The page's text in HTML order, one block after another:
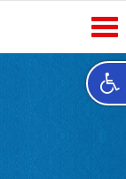
Toggle
navigation